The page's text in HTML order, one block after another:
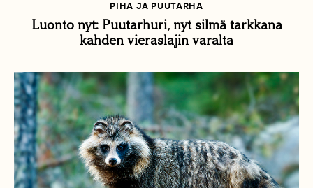
PIHA JA PUUTARHA
Luonto nyt: Puutarhuri, nyt silmä tarkkana
kahden vieraslajin varalta